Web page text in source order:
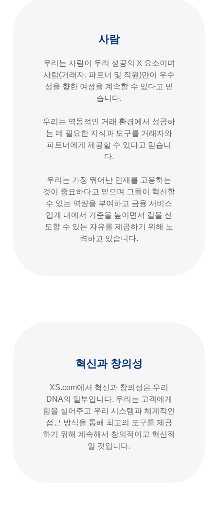
사람
우리는 사람이 우리 성공의 X 요소이며
사람(거래자, 파트너 및 직원)만이 우수
성을 향한 여정을 계속할 수 있다고 믿
습니다.
우리는 역동적인 거래 환경에서 성공하
는 데 필요한 지식과 도구를 거래자와
파트너에게 제공할 수 있다고 믿습니
다.
우리는 가장 뛰어난 인재를 고용하는
것이 중요하다고 믿으며 그들이 혁신할
수 있는 역량을 부여하고 금융 서비스
업계 내에서 기준을 높이면서 길을 선
도할 수 있는 자유를 제공하기 위해 노
력하고 있습니다.
혁신과 창의성
XS.com에서 혁신과 창의성은 우리
DNA의 일부입니다. 우리는 고객에게
힘을 실어주고 우리 시스템과 체계적인
접근 방식을 통해 최고의 도구를 제공
하기 위해 계속해서 창의적이고 혁신적
일 것입니다.